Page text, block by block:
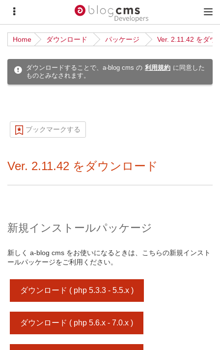
サ
イ
ド
メ
ニ
メ
イ
ン
メ
Home ダウンロード パッケージ Ver. 2.11.42 をダウ
ダウンロードすることで、a-blog cms の 利用規約 に同意した
ものとみなされます。
ブックマークする
Ver. 2.11.42 をダウンロード
新規インストールパッケージ
新しく a-blog cms をお使いになるときは、こちらの新規インスト
ールパッケージをご利用ください。
ダウンロード ( php 5.3.3 - 5.5.x )
ダウンロード ( php 5.6.x - 7.0.x )